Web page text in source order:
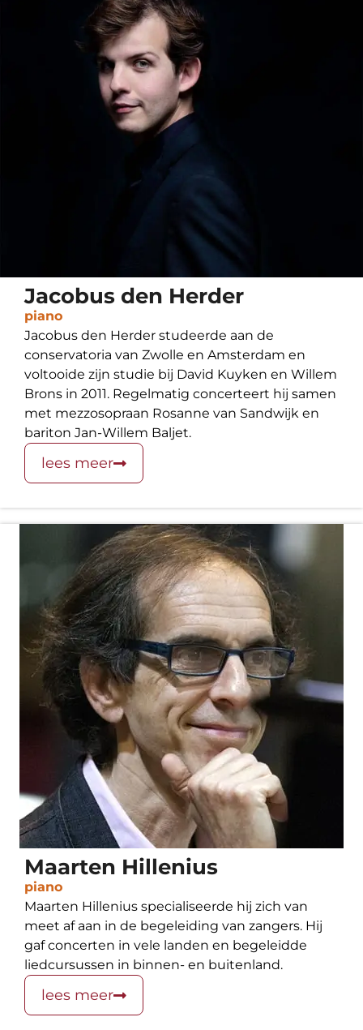
Jacobus den Herder
piano
Jacobus den Herder studeerde aan de
conservatoria van Zwolle en Amsterdam en
voltooide zijn studie bij David Kuyken en Willem
Brons in 2011. Regelmatig concerteert hij samen
met mezzosopraan Rosanne van Sandwijk en
bariton Jan-Willem Baljet.
lees meer
Maarten Hillenius
piano
Maarten Hillenius specialiseerde hij zich van
meet af aan in de begeleiding van zangers. Hij
gaf concerten in vele landen en begeleidde
liedcursussen in binnen- en buitenland.
lees meer